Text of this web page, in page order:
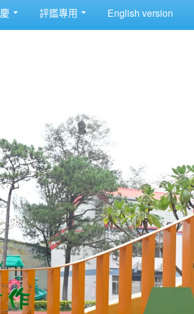
評鑑專用 English version